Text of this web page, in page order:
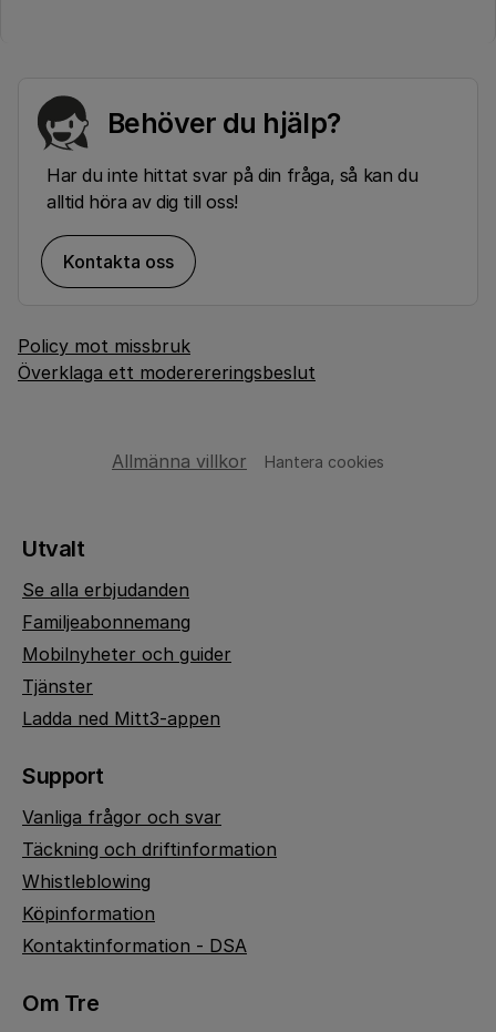
Behöver du hjälp?
Har du inte hittat svar på din fråga, så kan du
alltid höra av dig till oss!
Kontakta oss
Policy mot missbruk
Överklaga ett moderereringsbeslut
Allmänna villkor Hantera cookies
Utvalt
Se alla erbjudanden
Familjeabonnemang
Mobilnyheter och guider
Tjänster
Ladda ned Mitt3-appen
Support
Vanliga frågor och svar
Täckning och driftinformation
Whistleblowing
Köpinformation
Kontaktinformation - DSA
Om Tre